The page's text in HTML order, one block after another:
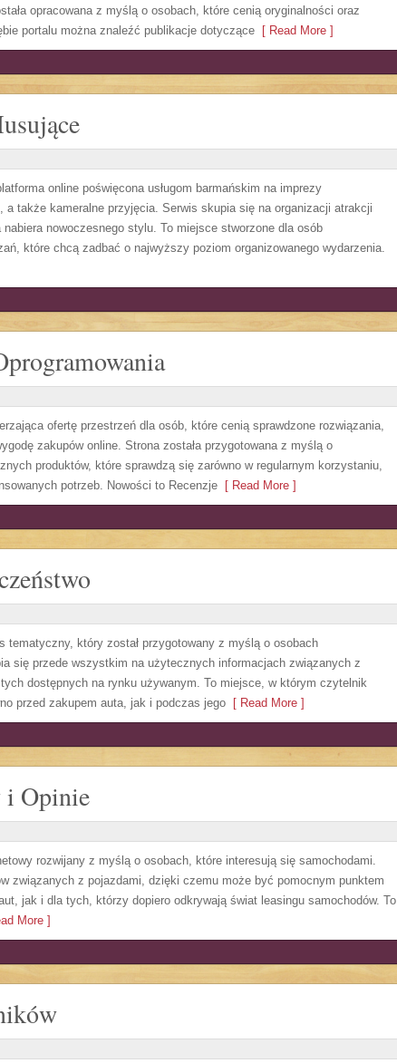
opracowana z myślą o osobach, które cenią oryginalności oraz
portalu można znaleźć publikacje dotyczące [ Read More ]
online poświęcona usługom barmańskim na imprezy
a także kameralne przyjęcia. Serwis skupia się na organizacji atrakcji
nowoczesnego stylu. To miejsce stworzone dla osób
które chcą zadbać o najwyższy poziom organizowanego wydarzenia.
ofertę przestrzeń dla osób, które cenią sprawdzone rozwiązania,
zakupów online. Strona została przygotowana z myślą o
produktów, które sprawdzą się zarówno w regularnym korzystaniu,
potrzeb. Nowości to Recenzje [ Read More ]
tematyczny, który został przygotowany z myślą o osobach
się przede wszystkim na użytecznych informacjach związanych z
dostępnych na rynku używanym. To miejsce, w którym czytelnik
przed zakupem auta, jak i podczas jego [ Read More ]
i Opinie
rozwijany z myślą o osobach, które interesują się samochodami.
związanych z pojazdami, dzięki czemu może być pomocnym punktem
jak i dla tych, którzy dopiero odkrywają świat leasingu samochodów. To
More ]